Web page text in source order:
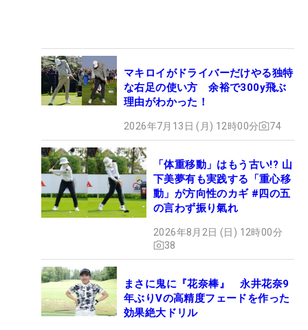
マキロイがドライバーだけやる独特
な右足の使い方 余裕で300y飛ぶ
理由がわかった！
2026年7月13日 (月) 12時00分 74
「体重移動」はもう古い!? 山
下美夢有も実践する「重心移
動」が方向性のカギ #四の五
の言わず振り氣れ
2026年8月2日 (日) 12時00分
38
まさに鬼に『花奈棒』 永井花奈9
年ぶりVの高精度フェードを作った
効果絶大ドリル